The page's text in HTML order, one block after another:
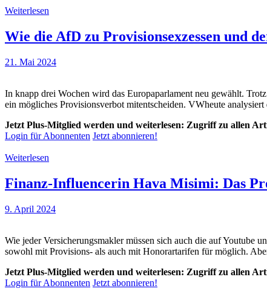
Weiterlesen
Wie die AfD zu Provisionsexzessen und
21. Mai 2024
In knapp drei Wochen wird das Europaparlament neu gewählt.
ein mögliches Provisionsverbot mitentscheiden. VWheute
Jetzt Plus-Mitglied werden und weiterlesen: Zugriff zu allen
Login für Abonnenten Jetzt abonnieren!
Weiterlesen
Finanz-Influencerin Hava Misimi: Das
9. April 2024
Wie jeder Versicherungsmakler müssen sich auch die auf Youtube
sowohl mit Provisions- als auch mit Honorartarifen für möglich.
Jetzt Plus-Mitglied werden und weiterlesen: Zugriff zu allen
Login für Abonnenten Jetzt abonnieren!